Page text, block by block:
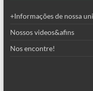
+Informações de nossa
Nossos videos&afins
Nos encontre!